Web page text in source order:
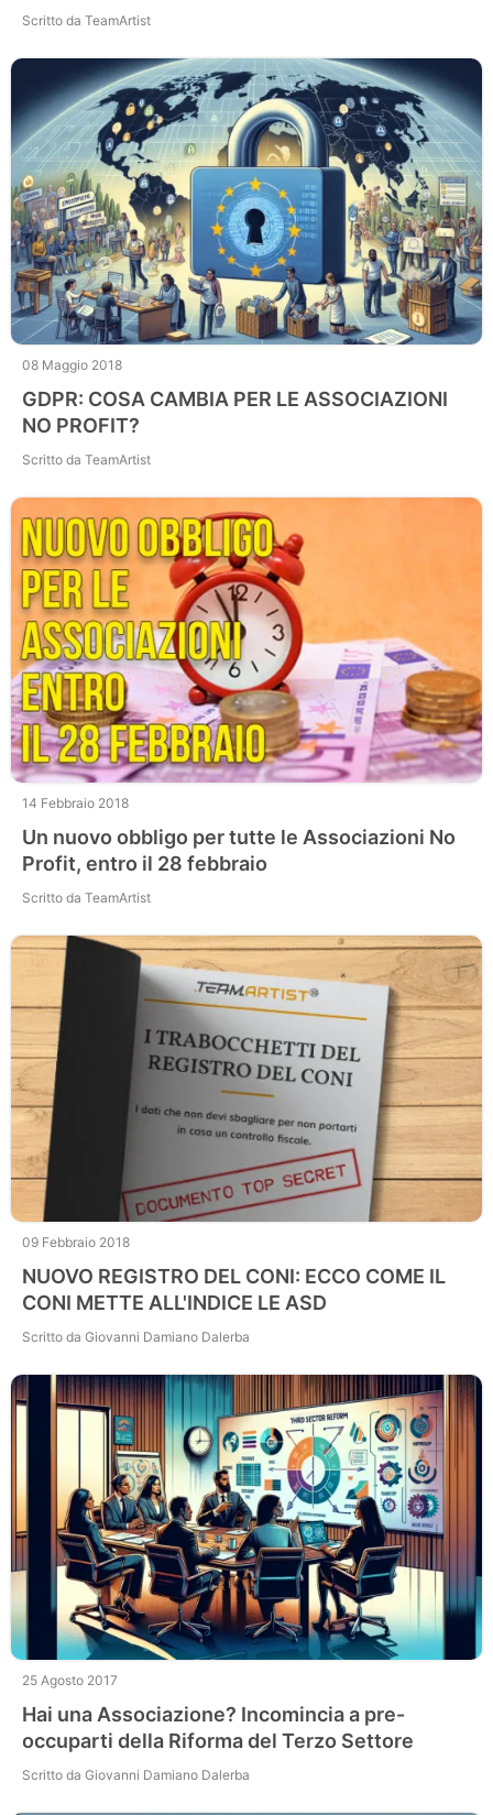
Scritto da TeamArtist
08 Maggio 2018
GDPR: COSA CAMBIA PER LE ASSOCIAZIONI
NO PROFIT?
Scritto da TeamArtist
14 Febbraio 2018
Un nuovo obbligo per tutte le Associazioni No
Profit, entro il 28 febbraio
Scritto da TeamArtist
09 Febbraio 2018
NUOVO REGISTRO DEL CONI: ECCO COME IL
CONI METTE ALL'INDICE LE ASD
Scritto da Giovanni Damiano Dalerba
25 Agosto 2017
Hai una Associazione? Incomincia a pre-
occuparti della Riforma del Terzo Settore
Scritto da Giovanni Damiano Dalerba